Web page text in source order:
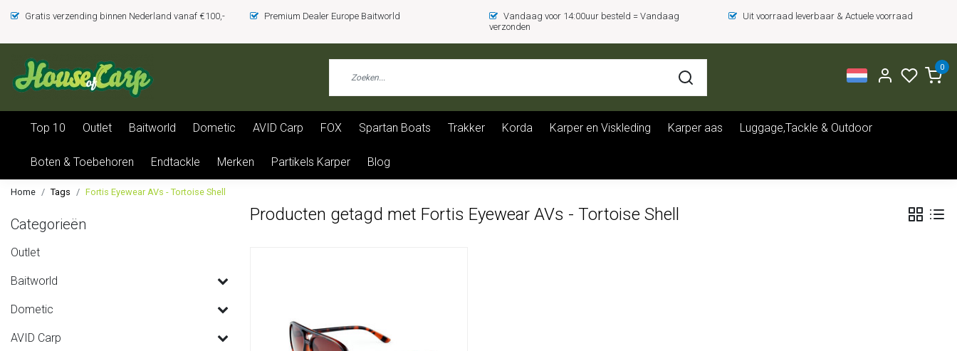
Gratis verzending binnen Nederland vanaf €100,- Premium Dealer Europe Baitworld
Vandaag voor 14:00uur besteld = Vandaag
verzonden
Uit voorraad leverbaar & Actuele voorraad
0
Top 10 Outlet Baitworld Dometic AVID Carp FOX Spartan Boats Trakker Korda Karper en Viskleding Karper aas Luggage,Tackle & Outdoor
Boten & Toebehoren Endtackle Merken Partikels Karper Blog
Home Tags Fortis Eyewear AVs - Tortoise Shell
Categorieën
Outlet
Baitworld
Dometic
AVID Carp
Producten getagd met Fortis Eyewear AVs - Tortoise Shell